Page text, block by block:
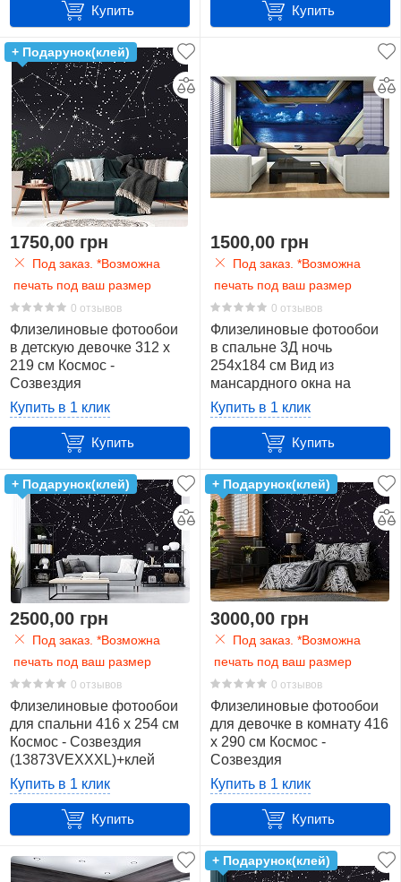
Купить Купить
+ Подарунок(клей)
1750,00 грн
Под заказ. *Возможна
печать под ваш размер
0 отзывов
Флизелиновые фотообои
в детскую девочке 312 x
219 см Космос -
Созвездия
(13873VEXXL)+клей
Купить в 1 клик
Купить
1500,00 грн
Под заказ. *Возможна
печать под ваш размер
0 отзывов
Флизелиновые фотообои
в спальне 3Д ночь
254x184 см Вид из
мансардного окна на
звездное небо
(10409V4)+клей
Купить в 1 клик
Купить
+ Подарунок(клей)
2500,00 грн
Под заказ. *Возможна
печать под ваш размер
0 отзывов
Флизелиновые фотообои
для спальни 416 x 254 см
Космос - Созвездия
(13873VEXXXL)+клей
Купить в 1 клик
Купить
+ Подарунок(клей)
3000,00 грн
Под заказ. *Возможна
печать под ваш размер
0 отзывов
Флизелиновые фотообои
для девочке в комнату 416
x 290 см Космос -
Созвездия
(13873VEXXXXL)+клей
Купить в 1 клик
Купить
+ Подарунок(клей)